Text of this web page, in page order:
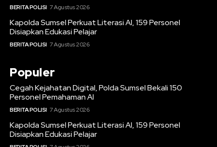
BERITA POLISI 7 Agustus 2026
Kapolda Sumsel Perkuat Literasi AI, 159 Personel
Disiapkan Edukasi Pelajar
BERITA POLISI 7 Agustus 2026
Populer
Cegah Kejahatan Digital, Polda Sumsel Bekali 150
Personel Pemahaman AI
BERITA POLISI 7 Agustus 2026
Kapolda Sumsel Perkuat Literasi AI, 159 Personel
Disiapkan Edukasi Pelajar